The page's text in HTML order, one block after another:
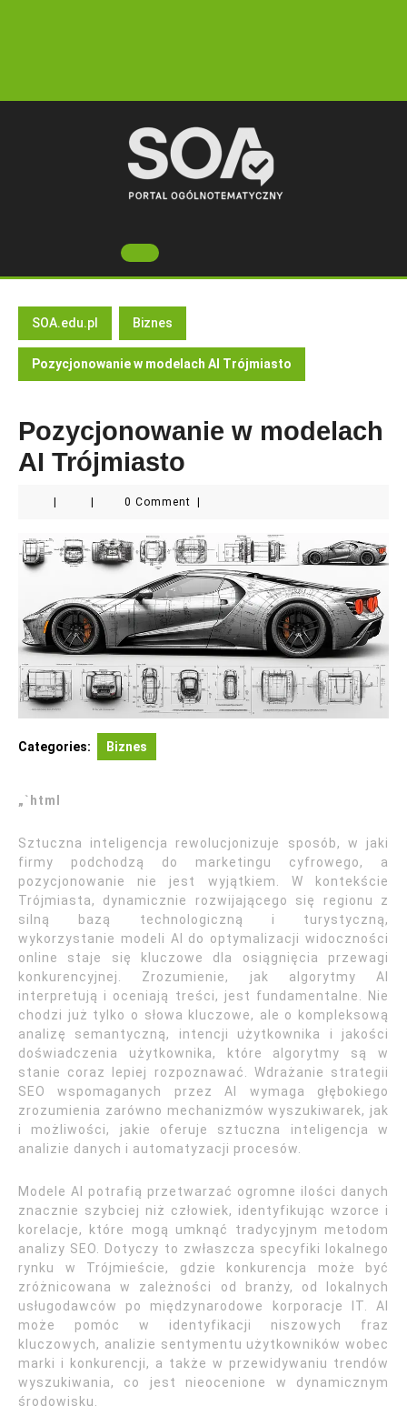
Open
Button
SOA.edu.pl Biznes
Pozycjonowanie w modelach AI Trójmiasto
Pozycjonowanie w modelach
AI Trójmiasto
0 Comment
Categories: Biznes
„`html
Sztuczna inteligencja rewolucjonizuje sposób, w jaki
firmy podchodzą do marketingu cyfrowego, a
pozycjonowanie nie jest wyjątkiem. W kontekście
Trójmiasta, dynamicznie rozwijającego się regionu z
silną bazą technologiczną i turystyczną,
wykorzystanie modeli AI do optymalizacji widoczności
online staje się kluczowe dla osiągnięcia przewagi
konkurencyjnej. Zrozumienie, jak algorytmy AI
interpretują i oceniają treści, jest fundamentalne. Nie
chodzi już tylko o słowa kluczowe, ale o kompleksową
analizę semantyczną, intencji użytkownika i jakości
doświadczenia użytkownika, które algorytmy są w
stanie coraz lepiej rozpoznawać. Wdrażanie strategii
SEO wspomaganych przez AI wymaga głębokiego
zrozumienia zarówno mechanizmów wyszukiwarek, jak
i możliwości, jakie oferuje sztuczna inteligencja w
analizie danych i automatyzacji procesów.
Modele AI potrafią przetwarzać ogromne ilości danych
znacznie szybciej niż człowiek, identyfikując wzorce i
korelacje, które mogą umknąć tradycyjnym metodom
analizy SEO. Dotyczy to zwłaszcza specyfiki lokalnego
rynku w Trójmieście, gdzie konkurencja może być
zróżnicowana w zależności od branży, od lokalnych
usługodawców po międzynarodowe korporacje IT. AI
może pomóc w identyfikacji niszowych fraz
kluczowych, analizie sentymentu użytkowników wobec
marki i konkurencji, a także w przewidywaniu trendów
wyszukiwania, co jest nieocenione w dynamicznym
środowisku.